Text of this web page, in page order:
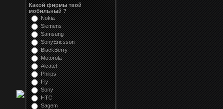
Какой фирмы твой
мобильный ?
Nokia
Siemens
Samsung
SonyEricsson
BlackBerry
Motorola
Alcatel
Philips
Fly
Sony
HTC
Sagem